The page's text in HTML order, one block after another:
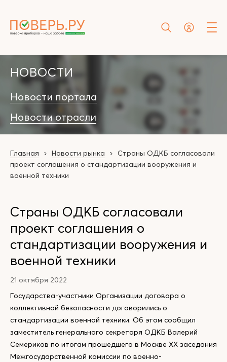
НОВОСТИ
Новости портала
Новости отрасли
Главная Новости рынка
Страны ОДКБ согласовали
проект соглашения о стандартизации вооружения и
военной техники
Страны ОДКБ согласовали
проект соглашения о
стандартизации вооружения и
военной техники
21 октября 2022
Государства-участники Организации договора о
коллективной безопасности договорились о
стандартизации военной техники. Об этом сообщил
заместитель генерального секретаря ОДКБ Валерий
Семериков по итогам прошедшего в Москве ХХ заседания
Межгосударственной комиссии по военно-